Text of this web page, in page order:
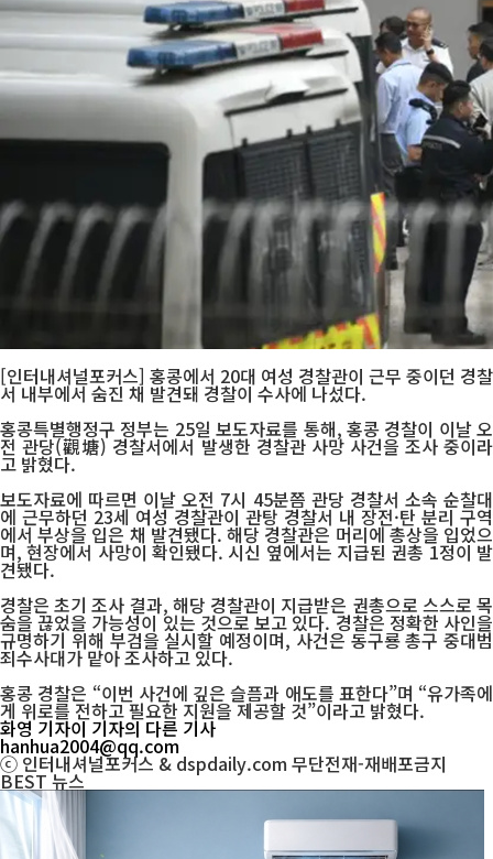
[인터내셔널포커스] 홍콩에서 20대 여성 경찰관이 근무 중이던 경찰
서 내부에서 숨진 채 발견돼 경찰이 수사에 나섰다.
홍콩특별행정구 정부는 25일 보도자료를 통해, 홍콩 경찰이 이날 오
전 관당(觀塘) 경찰서에서 발생한 경찰관 사망 사건을 조사 중이라
고 밝혔다.
보도자료에 따르면 이날 오전 7시 45분쯤 관당 경찰서 소속 순찰대
에 근무하던 23세 여성 경찰관이 관탕 경찰서 내 장전·탄 분리 구역
에서 부상을 입은 채 발견됐다. 해당 경찰관은 머리에 총상을 입었으
며, 현장에서 사망이 확인됐다. 시신 옆에서는 지급된 권총 1정이 발
견됐다.
경찰은 초기 조사 결과, 해당 경찰관이 지급받은 권총으로 스스로 목
숨을 끊었을 가능성이 있는 것으로 보고 있다. 경찰은 정확한 사인을
규명하기 위해 부검을 실시할 예정이며, 사건은 동구룡 총구 중대범
죄수사대가 맡아 조사하고 있다.
홍콩 경찰은 “이번 사건에 깊은 슬픔과 애도를 표한다”며 “유가족에
게 위로를 전하고 필요한 지원을 제공할 것”이라고 밝혔다.
화영 기자이 기자의 다른 기사
hanhua2004@qq.com
ⓒ 인터내셔널포커스 & dspdaily.com 무단전재-재배포금지
BEST뉴스